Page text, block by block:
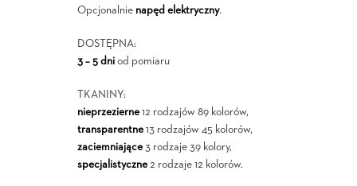
Opcjonalnie napęd elektryczny.
DOSTĘPNA:
3 – 5 dniod pomiaru
TKANINY:
nieprzezierne12 rodzajów 89 kolorów,
transparentne13 rodzajów 45 kolorów,
zaciemniające3 rodzaje 39 kolory,
specjalistyczne2 rodzaje 12 kolorów.